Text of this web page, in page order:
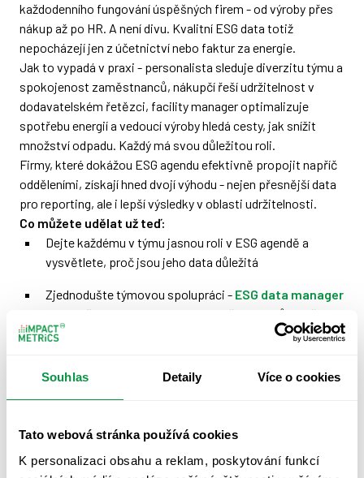
Souhlas Detaily Více o cookies
Tato webová stránka používá cookies
K personalizaci obsahu a reklam, poskytování funkcí
každodenního fungování úspěšných firem - od výroby přes
nákup až po HR. A není divu. Kvalitní ESG data totiž
nepocházejí jen z účetnictví nebo faktur za energie.
Jak to vypadá v praxi - personalista sleduje diverzitu týmu a
spokojenost zaměstnanců, nákupčí řeší udržitelnost v
dodavatelském řetězci, facility manager optimalizuje
spotřebu energií a vedoucí výroby hledá cesty, jak snížit
množství odpadu. Každý má svou důležitou roli.
Firmy, které dokážou ESG agendu efektivně propojit napříč
odděleními, získají hned dvojí výhodu - nejen přesnější data
pro reporting, ale i lepší výsledky v oblasti udržitelnosti.
Co můžete udělat už teď:
Dejte každému v týmu jasnou roli v ESG agendě a
vysvětlete, proč jsou jeho data důležitá
Zjednodušte týmovou spolupráci - ESG data manager
nabízí přehledné nástroje pro rozdělení úkolů a sběr dat
napříč odděleními. Zapomeňte na přeposílání
přidělíte kolegům konkrétní otázky a data se
smysl své práce, jsou motivovanější